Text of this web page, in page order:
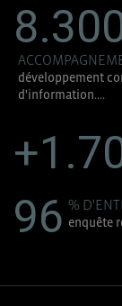
développement
d'information....
96 %
enquête